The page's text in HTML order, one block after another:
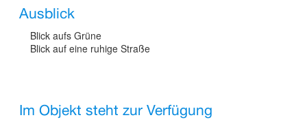
Ausblick
Blick aufs Grüne
Blick auf eine ruhige Straße
Im Objekt steht zur Verfügung